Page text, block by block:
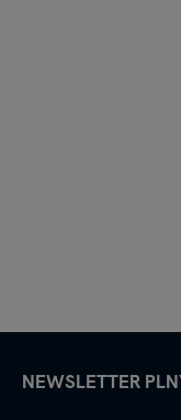
NEWSLETTER